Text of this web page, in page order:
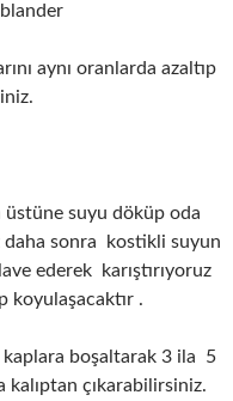
aynı oranlarda azaltıp
üstüne suyu döküp oda
daha sonra kostikli suyun
ederek karıştırıyoruz
koyulaşacaktır .
kaplara boşaltarak 3 ila 5
kalıptan çıkarabilirsiniz.